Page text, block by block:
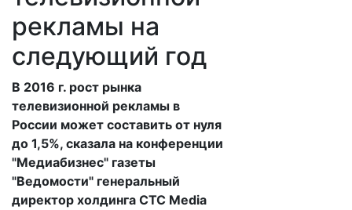
рекламы на
следующий год
В 2016 г. рост рынка
телевизионной рекламы в
России может составить от нуля
до 1,5%, сказала на конференции
"Медиабизнес" газеты
"Ведомости" генеральный
директор холдинга CTC Media